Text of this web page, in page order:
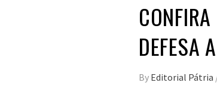
DEFESA
By Editorial Pátria